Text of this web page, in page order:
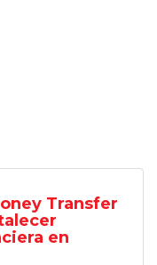
Transfer
en